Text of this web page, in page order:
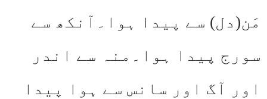
مَن(دل) سے پیدا ہوا۔آنکھ سے
سورج پیدا ہوا۔منہ سے اندر
اور آگ اور سانس سے ہوا پیدا